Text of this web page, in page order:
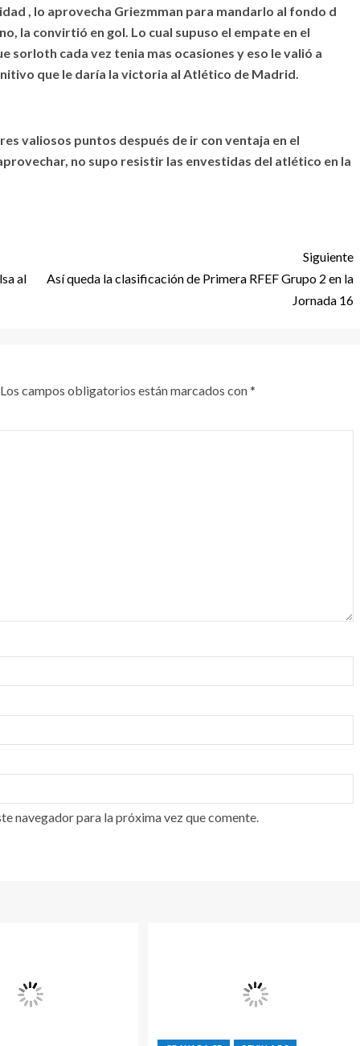
, lo aprovecha Griezmman para mandarlo al fondo d
la convirtió en gol. Lo cual supuso el empate en el
sorloth cada vez tenia mas ocasiones y eso le valió a
que le daría la victoria al Atlético de Madrid.
valiosos puntos después de ir con ventaja en el
no supo resistir las envestidas del atlético en la
al
Siguiente
Así queda la clasificación de Primera RFEF Grupo 2 en la
Jornada 16
Los campos obligatorios están marcados con*
navegador para la próxima vez que comente.